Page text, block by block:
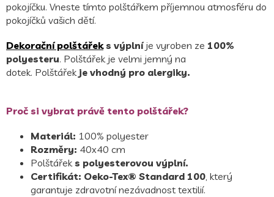
pokojíčku. Vneste tímto polštářkem příjemnou atmosféru do
pokojíčků vašich dětí.
Dekorační polštářek s výplníje vyroben ze 100%
polyesteru. Polštářek je velmi jemný na
dotek. Polštářekje vhodný pro alergiky.
Proč si vybrat právě tento polštářek?
Materiál: 100% polyester
Rozměry: 40x40 cm
Polštářeks polyesterovou výplní.
Certifikát: Oeko-Tex® Standard 100, který
garantuje zdravotní nezávadnost textilií.